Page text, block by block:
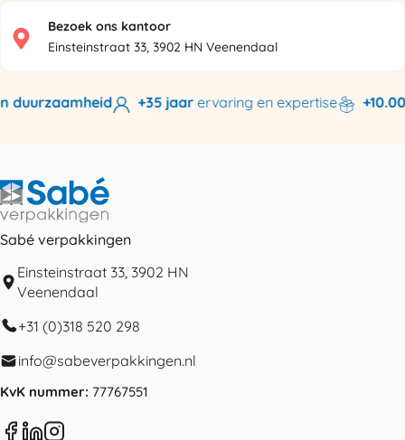
Bezoek ons kantoor
Einsteinstraat 33, 3902 HN Veenendaal
+35 jaarervaring en expertise
Sabé verpakkingen
Einsteinstraat 33, 3902 HN
Veenendaal
+31 (0)318 520 298
info@sabeverpakkingen.nl
KvK nummer: 77767551